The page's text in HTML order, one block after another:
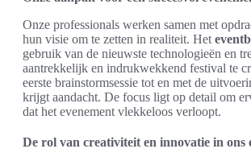
Onze professionals werken samen met
hun visie om te zetten in realiteit. Het
gebruik van de nieuwste technologieën en
aantrekkelijk en indrukwekkend festival te
eerste brainstormsessie tot en met de
krijgt aandacht. De focus ligt op detail om
dat het evenement vlekkeloos verloopt.
De rol van creativiteit en innovatie in ons